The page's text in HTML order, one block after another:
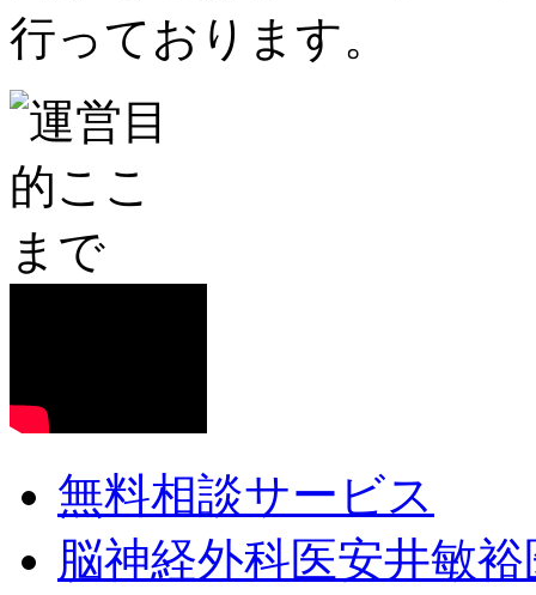
行っております。
無料相談サービス
脳神経外科医安井敏